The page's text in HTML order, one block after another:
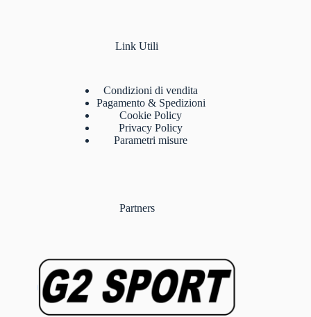
Link Utili
Condizioni di vendita
Pagamento & Spedizioni
Cookie Policy
Privacy Policy
Parametri misure
Partners